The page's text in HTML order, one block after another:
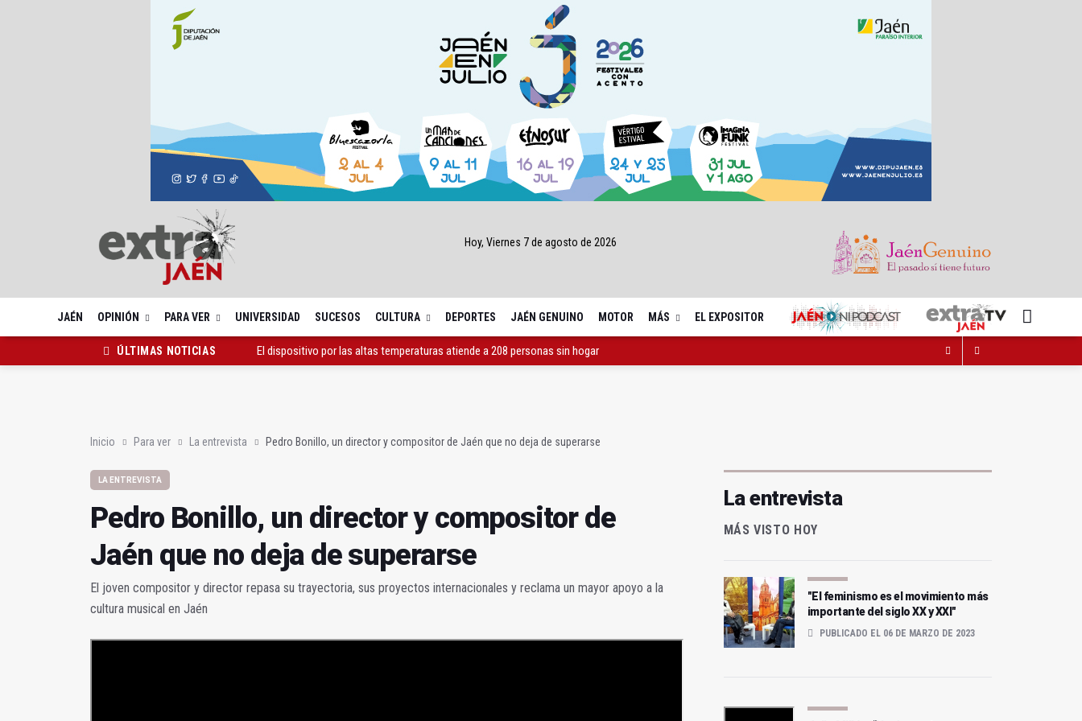
Hoy, Viernes 7 de agosto de 2026
JAÉN OPINIÓN PARA VER UNIVERSIDAD SUCESOS CULTURA DEPORTES JAÉN GENUINO MOTOR MÁS EL EXPOSITOR
ÚLTIMAS NOTICIAS
El dispositivo por las altas temperaturas atiende a 208 personas sin hogar
Inicio Para ver La entrevista Pedro Bonillo, un director y compositor de Jaén que no deja de superarse
LA ENTREVISTA
Pedro Bonillo, un director y compositor de
Jaén que no deja de superarse
El joven compositor y director repasa su trayectoria, sus proyectos internacionales y reclama un mayor apoyo a la
cultura musical en Jaén
La entrevista
MÁS VISTO HOY
"El feminismo es el movimiento más
importante del siglo XX y XXI"
PUBLICADO EL 06 DE MARZO DE 2023